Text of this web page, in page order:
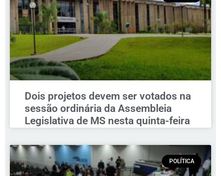
Dois projetos devem ser votados na
sessão ordinária da Assembleia
Legislativa de MS nesta quinta-feira
POLÍTICA